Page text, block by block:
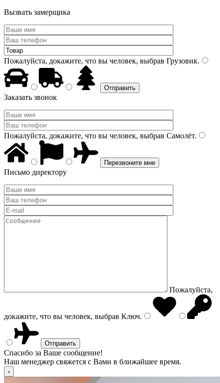
Вызвать замерщика
Пожалуйста, докажите, что вы человек, выбрав Грузовик.
Заказать звонок
Пожалуйста, докажите, что вы человек, выбрав Самолёт.
Письмо директору
Пожалуйста,
докажите, что вы человек, выбрав Ключ.
Спасибо за Ваше сообщение!
Наш менеджер свяжется с Вами в ближайшее время.